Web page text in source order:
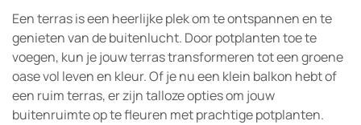
Een terras is een heerlijke plek om te ontspannen en te
genieten van de buitenlucht. Door potplanten toe te
voegen, kun je jouw terras transformeren tot een groene
oase vol leven en kleur. Of je nu een klein balkon hebt of
een ruim terras, er zijn talloze opties om jouw
buitenruimte op te fleuren met prachtige potplanten.